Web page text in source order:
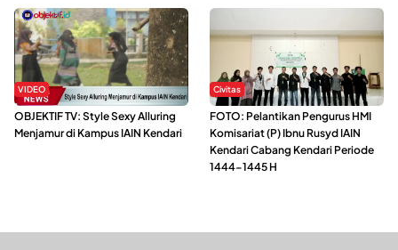
VIDEO
OBJEKTIF TV: Style Sexy Alluring
Menjamur di Kampus IAIN Kendari
Civitas
FOTO: Pelantikan Pengurus HMI
Komisariat (P) Ibnu Rusyd IAIN
Kendari Cabang Kendari Periode
1444-1445 H